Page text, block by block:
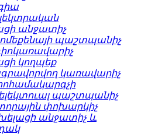
անջատիչ
պաշտպանիչ
կողպեք
կառավարիչ
պաշտպանիչ
փոխարկիչ
խելացի անջատիչ և